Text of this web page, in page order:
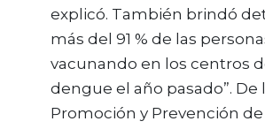
explicó. También brindó
más del 91 % de las
vacunando en los centros
dengue el año pasado”.
Promoción y Prevención